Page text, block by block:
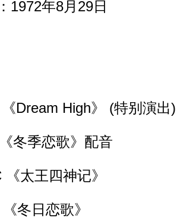
年8月29日
High》 (特别演出)
季恋歌》配音
太王四神记》
日恋歌》